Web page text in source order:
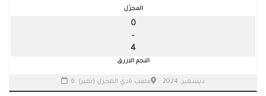
المجزّل
0
-
4
النجم الازرق
6 ديسمبر، 2024 ملعب نادي المجزل (تمير)